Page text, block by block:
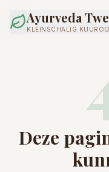
Ayurveda
KLEINSCHALIG
Deze